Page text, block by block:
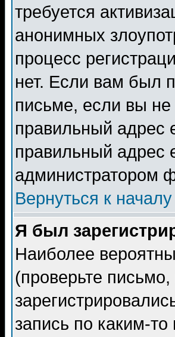
требуется
анонимных
процесс
нет. Если вам был
письме, если вы не
правильный адрес
правильный адрес
администратором
Вернуться к началу
Я был
Наиболее
(проверьте
запись по каким-